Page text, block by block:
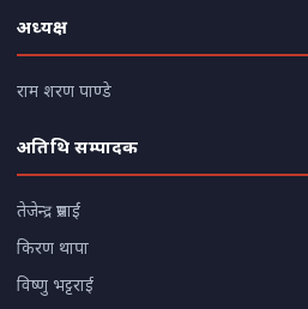
अध्यक्ष
राम शरण पाण्डे
अतिथि सम्पादक
तेजेन्द्र प्रसाईं
किरण थापा
विष्णु भट्टराई